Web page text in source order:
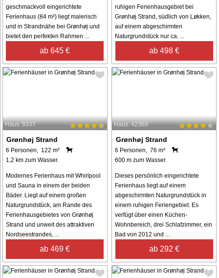
geschmackvoll eingerichtete
Ferienhaus (84 m²) liegt malerisch
und in Strandnähe bei Grønhøj und
bietet den perfekten Rahmen ...
ab 645 €
ruhigen Ferienhausgebiet bei
Grønhøj Strand, südlich von Løkken,
auf einem abgeschirmten
Naturgrundstück nur ca. ...
ab 498 €
Haus: 9337
Grønhøj Strand
6 Personen, 122 m²
1,2 km zum Wasser.
Modernes Ferienhaus mit Whirlpool
und Sauna in einem der beiden
Bäder. Liegt auf einem großen
Naturgrundstück, am Rande des
Ferienhausgebietes von Grønhøj
Strand und unweit des attraktiven
Nordseestrandes, ...
ab 469 €
Haus: 42369
Grønhøj Strand
6 Personen, 76 m²
600 m zum Wasser.
Dieses persönlich eingerichtete
Ferienhaus liegt auf einem
abgeschirmten Naturgrundstück in
einem ruhigen Feriengebiet. Es
verfügt über einen Küchen-
Wohnbereich, drei Schlafzimmer, ein
Bad von 2012 und ...
ab 292 €